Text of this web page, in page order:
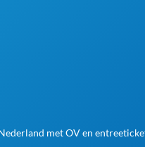
met OV en